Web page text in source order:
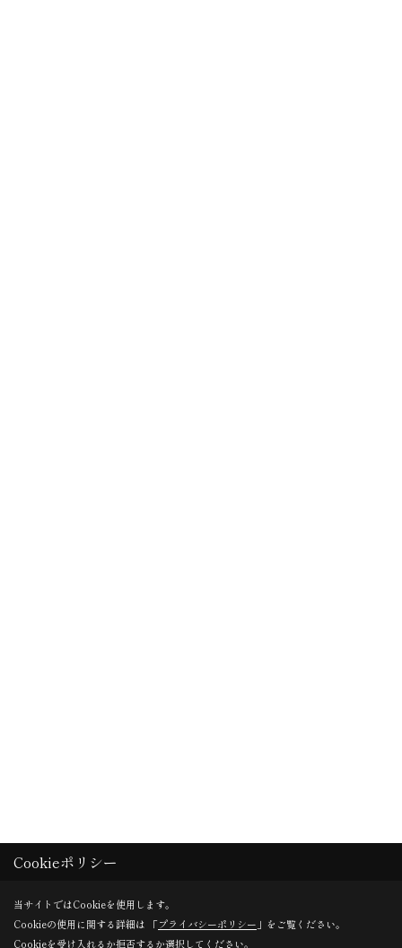
Cookieポリシー
当サイトではCookieを使用します。
Cookieの使用に関する詳細は 「プライバシーポリシー 」をご覧ください。
Cookieを受け入れるか拒否するか選択してください。